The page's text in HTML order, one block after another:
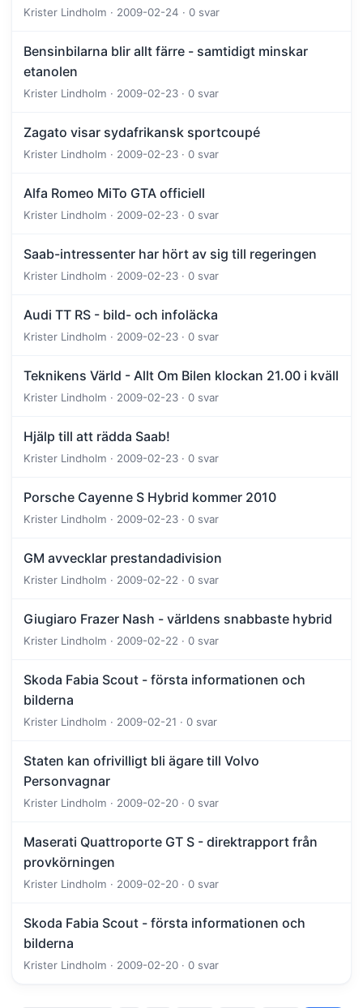
Krister Lindholm · 2009-02-24 · 0 svar
Bensinbilarna blir allt färre - samtidigt minskar
etanolen
Krister Lindholm · 2009-02-23 · 0 svar
Zagato visar sydafrikansk sportcoupé
Krister Lindholm · 2009-02-23 · 0 svar
Alfa Romeo MiTo GTA officiell
Krister Lindholm · 2009-02-23 · 0 svar
Saab-intressenter har hört av sig till regeringen
Krister Lindholm · 2009-02-23 · 0 svar
Audi TT RS - bild- och infoläcka
Krister Lindholm · 2009-02-23 · 0 svar
Teknikens Värld - Allt Om Bilen klockan 21.00 i kväll
Krister Lindholm · 2009-02-23 · 0 svar
Hjälp till att rädda Saab!
Krister Lindholm · 2009-02-23 · 0 svar
Porsche Cayenne S Hybrid kommer 2010
Krister Lindholm · 2009-02-23 · 0 svar
GM avvecklar prestandadivision
Krister Lindholm · 2009-02-22 · 0 svar
Giugiaro Frazer Nash - världens snabbaste hybrid
Krister Lindholm · 2009-02-22 · 0 svar
Skoda Fabia Scout - första informationen och
bilderna
Krister Lindholm · 2009-02-21 · 0 svar
Staten kan ofrivilligt bli ägare till Volvo
Personvagnar
Krister Lindholm · 2009-02-20 · 0 svar
Maserati Quattroporte GT S - direktrapport från
provkörningen
Krister Lindholm · 2009-02-20 · 0 svar
Skoda Fabia Scout - första informationen och
bilderna
Krister Lindholm · 2009-02-20 · 0 svar